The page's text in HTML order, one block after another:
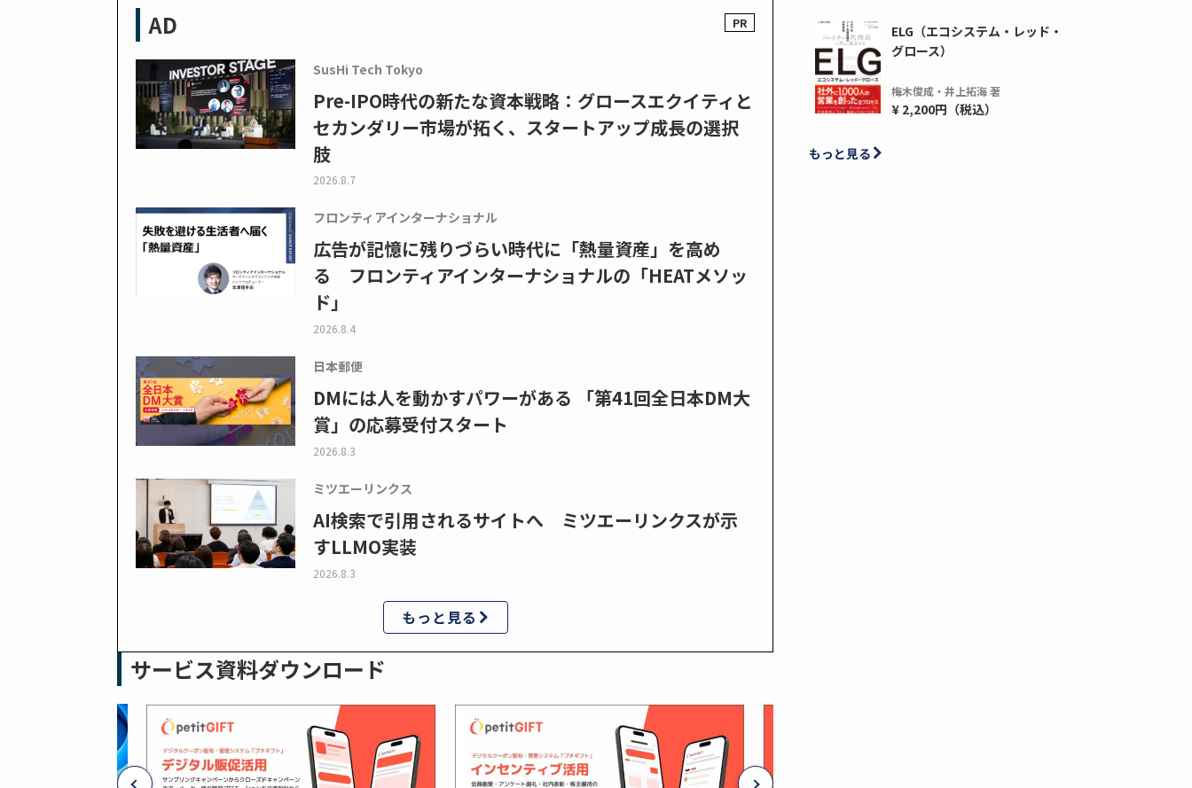
AD
SusHi Tech Tokyo
Pre-IPO時代の新たな資本戦略：グロースエクイティと
セカンダリー市場が拓く、スタートアップ成長の選択
肢
2026.8.7
フロンティアインターナショナル
広告が記憶に残りづらい時代に「熱量資産」を高め
る フロンティアインターナショナルの「HEATメソッ
ド」
2026.8.4
日本郵便
DMには人を動かすパワーがある 「第41回全日本DM大
賞」の応募受付スタート
2026.8.3
ミツエーリンクス
AI検索で引用されるサイトへ ミツエーリンクスが示
すLLMO実装
2026.8.3
もっと見る
サービス資料ダウンロード
ELG（エコシステム・レッド・
グロース）
梅木俊成・井上拓海 著
¥ 2,200円（税込）
もっと見る